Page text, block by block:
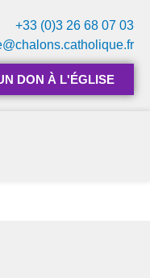
+33 (0)3 26 68 07 03
DON À L'ÉGLISE